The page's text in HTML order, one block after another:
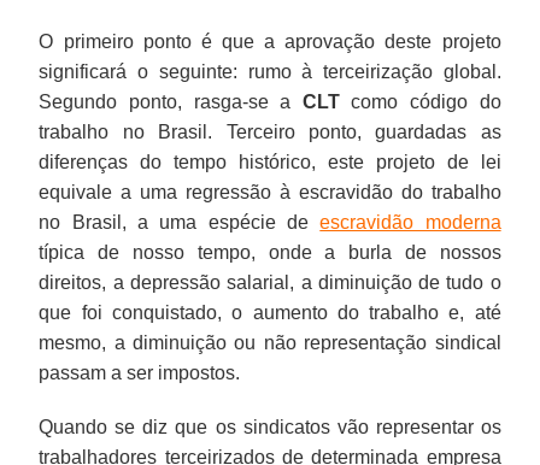
O primeiro ponto é que a aprovação deste projeto
significará o seguinte: rumo à terceirização global.
Segundo ponto, rasga-se a CLTcomo código do
trabalho no Brasil. Terceiro ponto, guardadas as
diferenças do tempo histórico, este projeto de lei
equivale a uma regressão à escravidão do trabalho
no Brasil, a uma espécie deescravidão moderna
típica de nosso tempo, onde a burla de nossos
direitos, a depressão salarial, a diminuição de tudo o
que foi conquistado, o aumento do trabalho e, até
mesmo, a diminuição ou não representação sindical
passam a ser impostos.
Quando se diz que os sindicatos vão representar os
trabalhadores terceirizados de determinada empresa